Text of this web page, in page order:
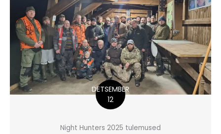
DETSEMBER
12
Night Hunters 2025 tulemused